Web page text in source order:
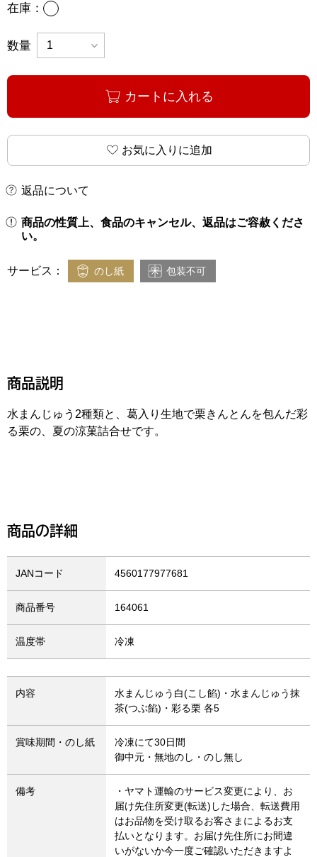
在庫： あり
数量
カートに入れる
お気に入りに追加
返品について
商品の性質上、食品のキャンセル、返品はご容赦くださ
い。
サービス： のし紙 包装不可
商品説明
水まんじゅう2種類と、葛入り生地で栗きんとんを包んだ彩
る栗の、夏の涼菓詰合せです。
商品の詳細
JANコード 4560177977681
商品番号 164061
温度帯 冷凍
内容
水まんじゅう白(こし餡)・水まんじゅう抹
茶(つぶ餡)・彩る栗 各5
賞味期間・のし紙
冷凍にて30日間
御中元・無地のし・のし無し
備考
・ヤマト運輸のサービス変更により、お
届け先住所変更(転送)した場合、転送費用
はお品物を受け取るお客さまによるお支
払いとなります。お届け先住所にお間違
いがないか今一度ご確認いただきますよ